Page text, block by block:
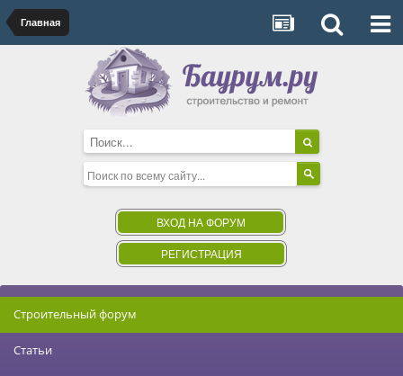
Главная
ВХОД НА ФОРУМ
РЕГИСТРАЦИЯ
Строительный форум
Статьи